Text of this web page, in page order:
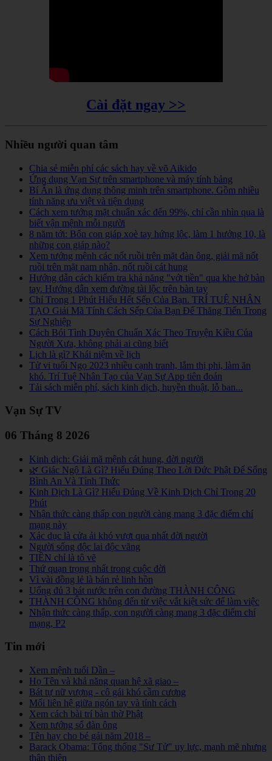
Cài đặt ngay >>
Nhiều người quan tâm
Chia sẻ miễn phí các sách hay về võ Aikido
Ứng dụng Vạn Sự trên smartphone và máy tính bảng
Bí Ẩn là ứng dụng thông minh trên smartphone. Gồm nhiều
tính năng ưu việt và tiện dụng
Cách xem tướng mặt chuẩn xác đến 99%, chỉ cần nhìn qua là
biết vận mệnh mỗi người
8 năm tới: Bốn con giáp xoè tay hứng lộc, làm 1 hưởng 10, là
những con giáp nào?
Xem tướng mệnh các nốt ruồi trên mặt đàn ông, giải mã nốt
ruồi trên mặt nam nhân, nốt ruồi cát hung
Hướng dẫn cách kiểm tra khả năng "vớt tiền" qua khe hở bàn
tay. Hướng dẫn xem đường tài lộc trên bàn tay
Chỉ Trong 1 Phút Hiểu Hết Sếp Của Bạn. TRÍ TUỆ NHÂN
TẠO Giải Mã Tính Cách Sếp Của Bạn Để Thăng Tiến Trong
Sự Nghiệp
Cách Bói Tình Duyên Chuẩn Xác Theo Truyện Kiều Của
Người Xưa, không phải ai cũng biết
Lịch là gì? Khái niệm về lịch
Tử vi tuổi Ngọ 2023 nhiều cạnh tranh, lắm thị phi, làm ăn
khó. Trí Tuệ Nhân Tạo của Vạn Sự App tiên đoán
Tải sách miễn phí, sách kinh dịch, huyền thuật, lỗ ban...
Vạn Sự TV
06 Tháng 8 2026
Kinh dịch: Giải mã mệnh cát hung, đời người
🌿 Giác Ngộ Là Gì? Hiểu Đúng Theo Lời Đức Phật Để Sống
Bình An Và Tỉnh Thức
Kinh Dịch Là Gì? Hiểu Đúng Về Kinh Dịch Chỉ Trong 20
Phút
Nhận thức càng thấp con người càng mang 3 đặc điểm chí
mạng này
Xác dục là cửa ải khó vượt qua nhất đời người
Người sống độc lai độc vãng
TIỀN chỉ là tô vẽ
Thứ quạn trọng nhất trong cuộc đời
Vì vài đồng lẻ là bán rẻ linh hồn
Uống đủ 3 bát nước trên con đường THÀNH CÔNG
THÀNH CÔNG không đến từ việc vắt kiệt sức để làm việc
Nhận thức càng thấp, con người càng mang 3 đặc điểm chí
mạng, P2
Tin mới
Xem mệnh tuổi Dần –
Họ Tên và khả năng quan hệ xã giao –
Bát tự nữ vượng - cô gái khó cầm cương
Mối liên hệ giữa ngón tay và tính cách
Xem cách bài trí bàn thờ Phật
Xem tướng số đàn ông
Tên hay cho bé gái năm 2018 –
Barack Obama: Tổng thống "Sư Tử" uy lực, mạnh mẽ nhưng
thân thiện